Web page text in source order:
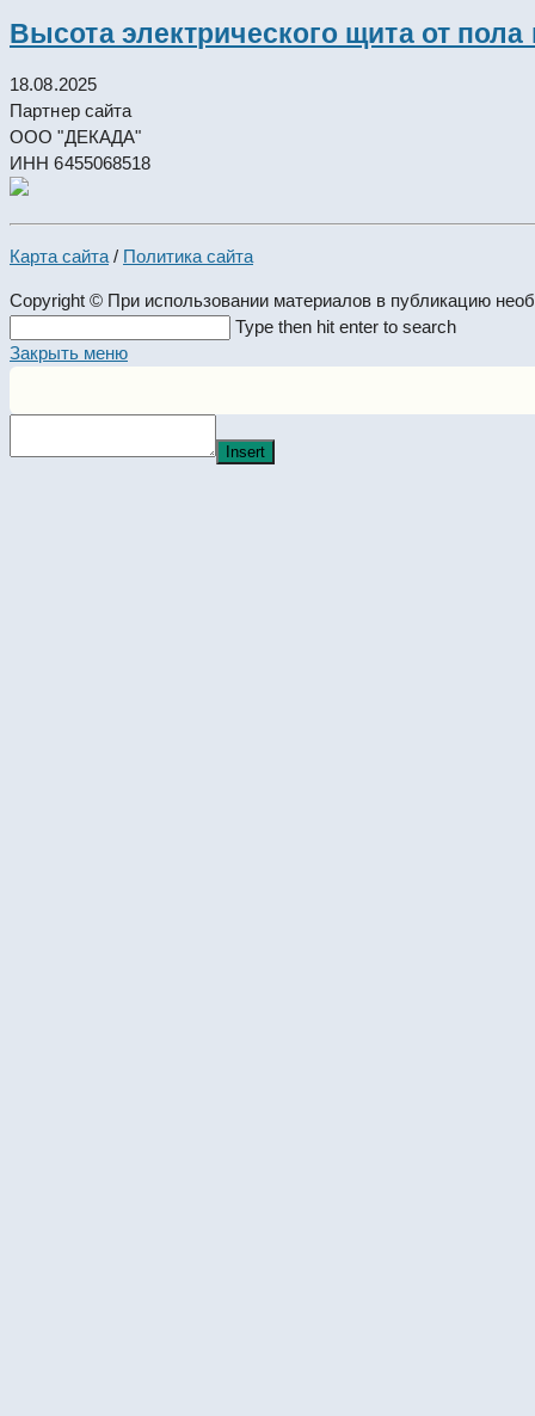
Высота электрического щита от
18.08.2025
Партнер сайта
ООО "ДЕКАДА"
ИНН 6455068518
Карта сайта / Политика сайта
Copyright © При использовании материалов в публикацию
this
Type then hit enter to search
Закрыть меню
Insert